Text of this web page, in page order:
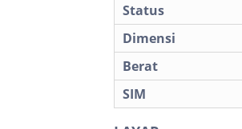
Status
Dimensi
Berat
SIM